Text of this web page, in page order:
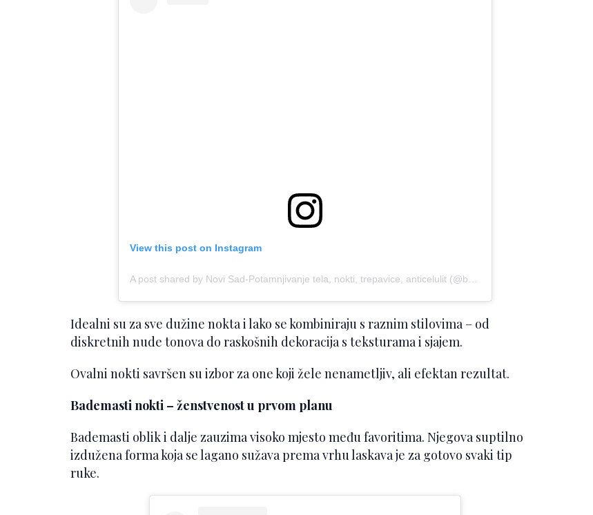
View this post on Instagram
Idealni su za sve dužine nokta i lako se kombiniraju s raznim stilovima – od
diskretnih nude tonova do raskošnih dekoracija s teksturama i sjajem.
Ovalni nokti savršen su izbor za one koji žele nenametljiv, ali efektan rezultat.
Bademasti nokti – ženstvenost u prvom planu
Bademasti oblik i dalje zauzima visoko mjesto među favoritima. Njegova suptilno
izdužena forma koja se lagano sužava prema vrhu laskava je za gotovo svaki tip
ruke.